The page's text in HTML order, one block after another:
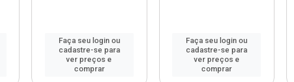
Faça seu login ou
cadastre-se para
ver preços e
comprar
Faça seu login ou
cadastre-se para
ver preços e
comprar